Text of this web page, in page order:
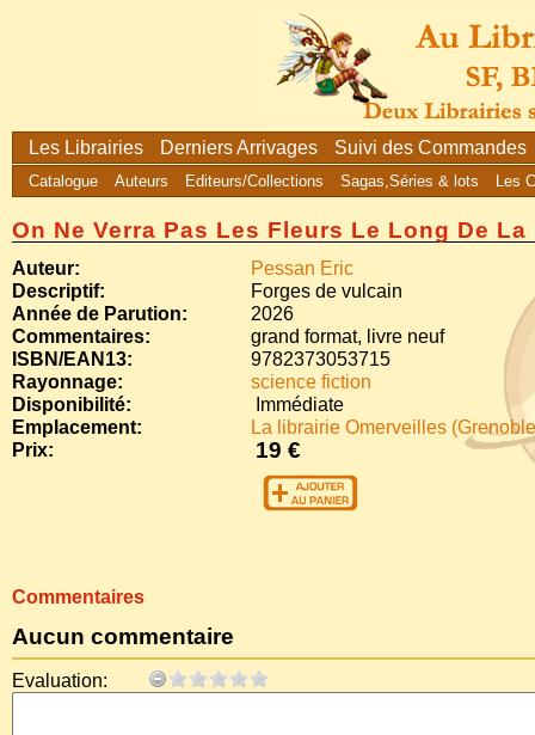
Les Librairies Derniers Arrivages Suivi des Commandes
Catalogue Auteurs Editeurs/Collections Sagas,Séries & lots Les
On Ne Verra Pas Les Fleurs Le Long De La
Auteur:
Pessan Eric
Descriptif:
Forges de vulcain
Année de Parution:
2026
Commentaires:
grand format, livre neuf
ISBN/EAN13:
9782373053715
Rayonnage:
science fiction
Disponibilité:
Immédiate
Emplacement:
La librairie Omerveilles
Prix:
19 €
Commentaires
Aucun commentaire
Evaluation: